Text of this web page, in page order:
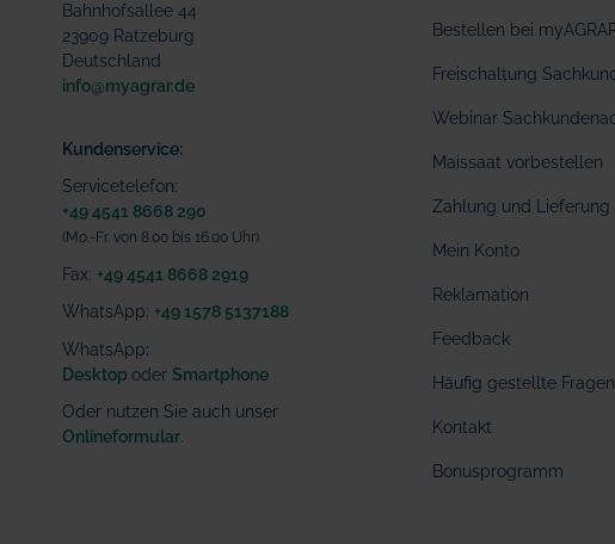
Bahnhofsallee 44
23909 Ratzeburg
Deutschland
info@myagrar.de
Kundenservice:
Servicetelefon:
+49 4541 8668 290
(Mo.-Fr. von 8.00 bis 16.00 Uhr)
Fax: +49 4541 8668 2919
WhatsApp: +49 1578 5137188
WhatsApp:
Desktop oder Smartphone
Oder nutzen Sie auch unser
Onlineformular
Bestellen bei
Freischaltung
Webinar
Maissaat vorbestellen
Zahlung und Lieferung
Mein Konto
Reklamation
Feedback
Häufig gestellte Fragen
Kontakt
Bonusprogramm